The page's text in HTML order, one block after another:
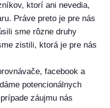
ktorí ani nevedia,
Práve preto je pre nás
sme rôzne druhy
zistili, ktorá je pre nás
facebook a
potencionálnych
záujmu nás